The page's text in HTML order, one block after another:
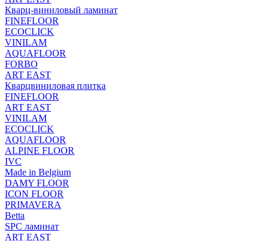
Кварц-виниловый ламинат
FINEFLOOR
ECOCLICK
VINILAM
AQUAFLOOR
FORBO
ART EAST
Кварцвиниловая плитка
FINEFLOOR
ART EAST
VINILAM
ECOCLICK
AQUAFLOOR
ALPINE FLOOR
IVC
Made in Belgium
DAMY FLOOR
ICON FLOOR
PRIMAVERA
Betta
SPC ламинат
ART EAST